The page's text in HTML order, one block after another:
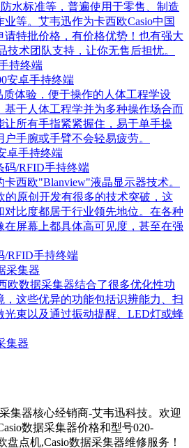
水标准等，普遍使用于零售、制造
等。艾韦迅作为卡西欧Casio中国
特批价格，有价格优势！也有强大
技术团队支持，让你无售后担忧。
持终端
体验，便于操作的人体工程学设
基于人体工程学并为多种操作场合而
让所有手指紧紧握住，易于单手操
手腕或手臂不会轻易疲劳。
卓手持终端
西欧"Blanview"液晶显示器技术。
的原创开发有很多的技术突破，这
比度都居于行业领先地位。在各种
在屏幕上都具体高可见度，甚至在强
/RFID手持终端
欧数据采集器结合了很多优化性功
这些优异的功能包括识辨能力、扫
光束以及通过振动提醒、LED灯或蜂
集器
集器核心经销商-艾韦迅科技。欢迎
数据采集器价格和型号020-
盘点机,Casio数据采集器维修服务！